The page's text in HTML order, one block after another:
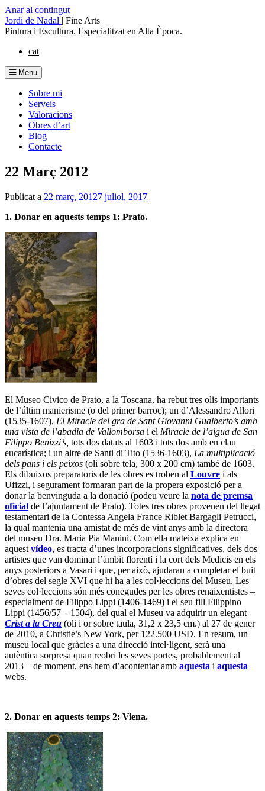
Anar al contingut
Jordi de Nadal | Fine Arts
Pintura i Escultura. Especialitzat en Alta Època.
cat
Menu
Sobre mi
Serveis
Valoracions
Obres d’art
Blog
Contacte
22 Març 2012
Publicat a 22 març, 20127 juliol, 2017
1. Donar en aquests temps 1: Prato.
El Museo Civico de Prato, a la Toscana, ha rebut tres olis importants
de l’últim manierisme (o del primer barroc); un d’Alessandro Allori
(1535-1607), El Miracle del gra de Sant Giovanni Gualberto’s amb
una vista de l’abadia de Vallomborsa i el Miracle de l’aigua de San
Filippo Benizzi’s, tots dos datats al 1603 i tots dos amb en clau
eucarística; i un altre de Santi di Tito (1536-1603), La multiplicació
dels pans i els peixos (oli sobre tela, 300 x 200 cm) també de 1603.
Els dibuixos preparatoris de les obres es troben al Louvre i als
Ufizzi, i segurament formaran part de la propera exposició per a
donar la benvinguda a la donació (podeu veure la nota de premsa
oficial de l’ajuntament de Prato). Totes tres obres provenen del llegat
testamentari de la Contessa Angela France Riblet Bargagli Petrucci,
la qual mantenia una amistat de més de vint anys amb la directora
del museu Dra. Maria Pia Manini. Com ella mateixa explica en
aquest vídeo, es tracta d’unes incorporacions significatives, dels dos
artistes que van dominar l’àmbit florentí i la cort dels Medicis en els
anys posteriors a Vasari i que, per això, ajudaran a completar el buit
d’obres del segle XVI que hi ha a les col·leccions del Museu. Les
seves col·leccions són més conegudes per les obres renaixentistes –
especialment de Filippo Lippi (1406-1469) i el seu fill Filippino
Lippi (1456/57 – 1504), del qual el Museu va adquirir un elegant
Crist a la Creu (oli i or sobre taula, 31,2 x 23,5 cm.) al 27 de gener
de 2010, a Christie’s New York, per 122.500 USD. En resum, un
museu local que gràcies a una direcció intel·ligent, serà una
autèntica sorpresa quan reobri les seves portes, probablement al
2013 – de moment, ens hem d’acontentar amb aquesta i aquesta
webs.
2. Donar en aquests temps 2: Viena.